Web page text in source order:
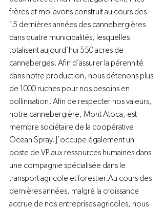
frères et moi avons construit au cours des
15 dernières années des cannebergières
dans quatre municipalités, lesquelles
totalisent aujourd’hui 550 acres de
canneberges. Afin d’assurer la pérennité
dans notre production, nous détenons plus
de 1000 ruches pour nos besoins en
pollinisation. Afin de respecter nos valeurs,
notre cannebergière, Mont Atoca, est
membre sociétaire de la coopérative
Ocean Spray. J’occupe également un
poste de VP aux ressources humaines dans
une compagnie spécialisée dans le
transport agricole et forestier.Au cours des
dernières années, malgré la croissance
accrue de nos entreprises agricoles, nous